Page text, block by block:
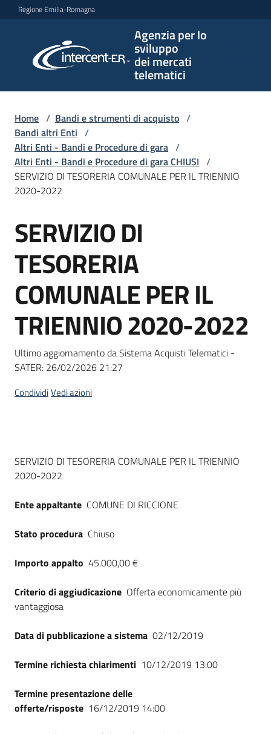
Vai al contenuto
Vai alla navigazione
Vai al footer
Regione Emilia-Romagna
Agenzia per lo
sviluppo
dei mercati
telematici
per lo
sviluppo
telematici
L'Agenzia
Bandi
e
Supporto
Piattaforme
telematiche
English
su
Home / Bandi e strumenti di acquisto /
Bandi altri Enti /
Altri Enti - Bandi e Procedure di gara /
Altri Enti - Bandi e Procedure di gara CHIUSI /
SERVIZIO DI TESORERIA COMUNALE PER IL TRIENNIO
2020-2022
Salta al contenuto
SERVIZIO DI
TESORERIA
COMUNALE PER IL
TRIENNIO 2020-2022
Ultimo aggiornamento da Sistema Acquisti Telematici -
SATER: 26/02/2026 21:27
CondividiVedi azioni
Dati del bando
SERVIZIO DI TESORERIA COMUNALE PER IL TRIENNIO
2020-2022
Ente appaltante COMUNE DI RICCIONE
Stato procedura Chiuso
Importo appalto 45.000,00 €
Criterio di aggiudicazione Offerta economicamente più
vantaggiosa
Data di pubblicazione a sistema 02/12/2019
Termine richiesta chiarimenti 10/12/2019 13:00
Termine presentazione delle
offerte/risposte 16/12/2019 14:00